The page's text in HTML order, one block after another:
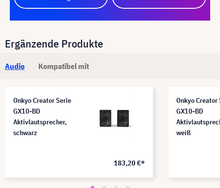
Ergänzende Produkte
Audio Kompatibel mit
Onkyo Creator Serie
GX10-BD
Aktivlautsprecher,
schwarz
183,20 €*
Onkyo Creator
GX10-BD
weiß